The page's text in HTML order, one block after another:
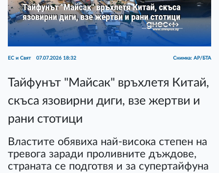
ЕС и Свят 07.07.2026 18:32 Снимка: АР/БТА
Тайфунът "Майсак" връхлетя Китай,
скъса язовирни диги, взе жертви и
рани стотици
Властите обявиха най-висока степен на
тревога заради проливните дъждове,
страната се подготвя и за супертайфуна